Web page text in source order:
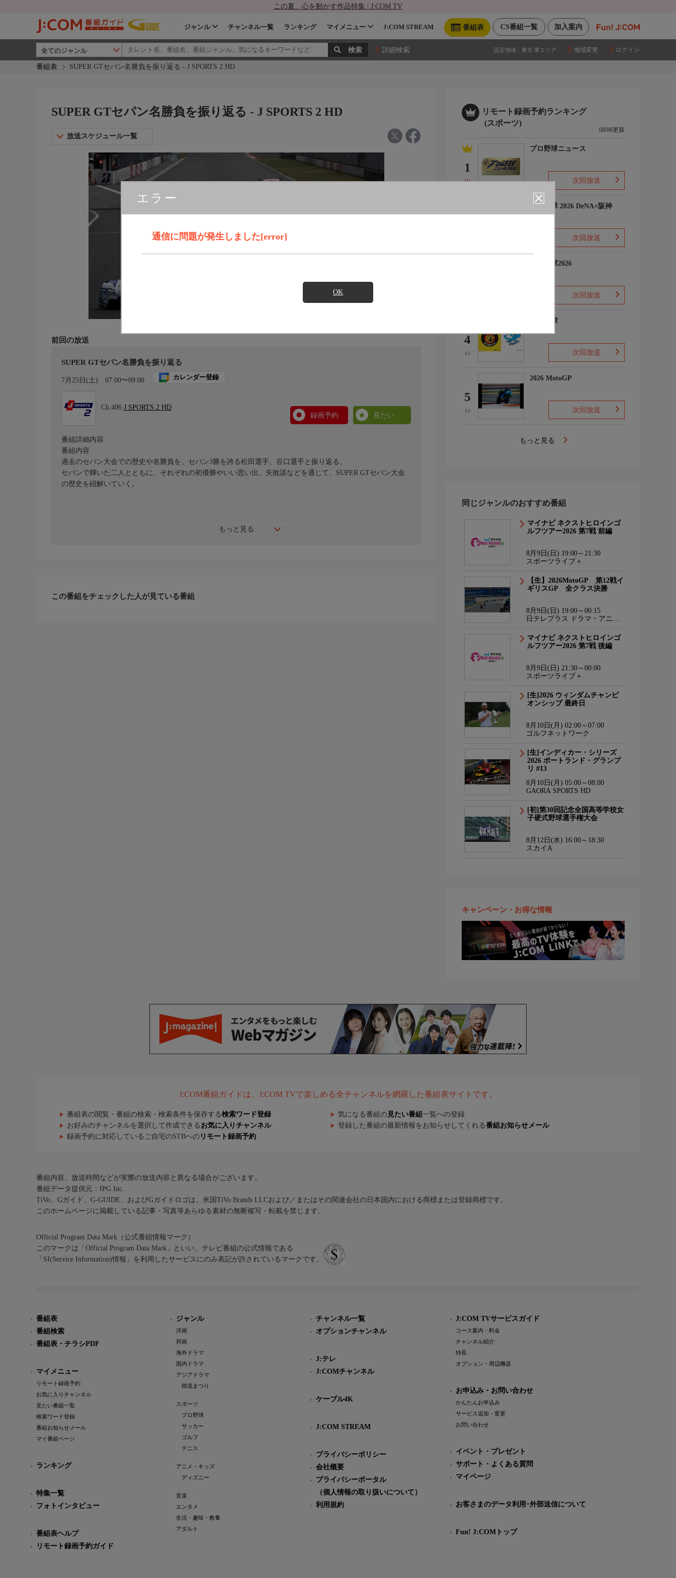
この夏、心を動かす作品特集 | J:COM TV
加入案内
CS番組一覧
番組表
ジャンル チャンネル一覧 ランキング マイメニュー J:COM STREAM
詳細検索 設定地域： 東京 東エリア 地域変更 ログイン
番組表 SUPER GTセパン名勝負を振り返る - J SPORTS 2 HD
エラー
通信に問題が発生しました[error]
OK
SUPER GTセパン名勝負を振り返る - J SPORTS 2 HD
放送スケジュール一覧
前回の放送
SUPER GTセパン名勝負を振り返る
7月25日(土) 07:00〜09:00 カレンダー登録
Ch.406 J SPORTS 2 HD
録画予約
見たい
もっと見る
番組詳細内容
番組内容
過去のセパン大会での歴史や名勝負を、セパン3勝を誇る松田選手、谷口選手と振り返る。
セパンで輝いた二人とともに、それぞれの初優勝やいい思い出、失敗談などを通じて、SUPER GTセパン大会
の歴史を紐解いていく。
この番組をチェックした人が見ている番組
リモート録画予約ランキング
(スポーツ)
08/06更新
1
(1)
プロ野球ニュース
次回放送
プロ野球 2026 DeNA×阪神
次回放送
プロ野球2026
次回放送
4
(-)
プロ野球
次回放送
5
(-)
2026 MotoGP
次回放送
もっと見る
同じジャンルのおすすめ番組
マイナビ ネクストヒロインゴ
ルフツアー2026 第7戦 前編
8月9日(日) 19:00～21:30
スポーツライブ＋
【生】2026MotoGP 第12戦イ
ギリスGP 全クラス決勝
8月9日(日) 19:00～00:15
日テレプラス ドラマ・アニ
マイナビ ネクストヒロインゴ
ルフツアー2026 第7戦 後編
8月9日(日) 21:30～00:00
スポーツライブ＋
[生]2026 ウィンダムチャンピ
オンシップ 最終日
8月10日(月) 02:00～07:00
ゴルフネットワーク
[生]インディカー・シリーズ
2026 ポートランド・グランプ
リ #13
8月10日(月) 05:00～08:00
GAORA SPORTS HD
[初]第30回記念全国高等学校女
子硬式野球選手権大会
8月12日(水) 16:00～18:30
スカイA
キャンペーン・お得な情報
J:COM番組ガイドは、J:COM TVで楽しめる全チャンネルを網羅した番組表サイトです。
番組表の閲覧・番組の検索・検索条件を保存する検索ワード登録 気になる番組の 見たい番組 一覧への登録
お好みのチャンネルを選択して作成できる お気に入りチャンネル 登録した番組の最新情報をお知らせしてくれる番組お知らせメール
録画予約に対応しているご自宅のSTBへの リモート録画予約
番組内容、放送時間などが実際の放送内容と異なる場合がございます。
番組データ提供元：IPG Inc.
TiVo、Gガイド、G-GUIDE、およびGガイドロゴは、米国TiVo Brands LLCおよび／またはその関連会社の日本国内における商標または登録商標です。
このホームページに掲載している記事・写真等あらゆる素材の無断複写・転載を禁じます。
Official Program Data Mark（公式番組情報マーク）
このマークは「Official Program Data Mark」といい、テレビ番組の公式情報である
「SI(Service Information)情報」を利用したサービスにのみ表記が許されているマークです。
番組表
番組検索
番組表・チラシPDF
マイメニュー
リモート録画予約
お気に入りチャンネル
見たい番組一覧
検索ワード登録
番組お知らせメール
マイ番組ページ
ランキング
特集一覧
フォトインタビュー
番組表ヘルプ
リモート録画予約ガイド
ジャンル
洋画
邦画
海外ドラマ
国内ドラマ
アジアドラマ
韓流まつり
スポーツ
プロ野球
サッカー
ゴルフ
テニス
アニメ・キッズ
ディズニー
音楽
エンタメ
生活・趣味・教養
アダルト
チャンネル一覧
オプションチャンネル
J:テレ
J:COMチャンネル
ケーブル4K
J:COM STREAM
プライバシーポリシー
会社概要
プライバシーポータル
（個人情報の取り扱いについて）
利用規約
J:COM TVサービスガイド
コース案内・料金
チャンネル紹介
特長
オプション・周辺機器
お申込み・お問い合わせ
かんたんお申込み
サービス追加・変更
お問い合わせ
イベント・プレゼント
サポート・よくある質問
マイページ
お客さまのデータ利用･外部送信について
Fun! J:COMトップ